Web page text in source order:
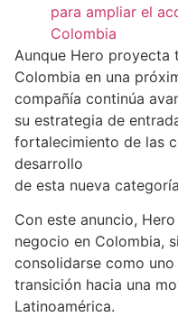
para ampliar el
Colombia
Aunque Hero proyecta
Colombia en una
compañía continúa
su estrategia de
fortalecimiento de las
desarrollo
de esta nueva
Con este anuncio,
negocio en Colombia,
consolidarse como
transición hacia una
Latinoamérica.